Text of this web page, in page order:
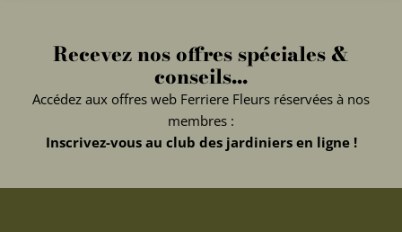
Recevez nos offres spéciales &
conseils...
Accédez aux offres web Ferriere Fleurs réservées à nos
membres :
Inscrivez-vous au club des jardiniers en ligne !